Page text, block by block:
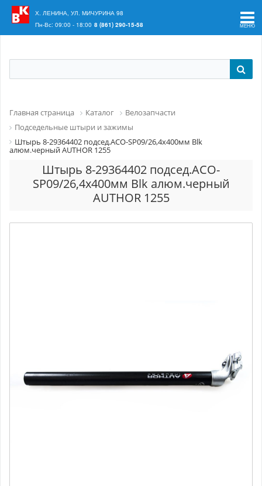
Ваш регион:
Х. ЛЕНИНА, УЛ. МИЧУРИНА 98
Пн-Вс: 09:00 - 18:00 8 (861) 290-15-58
Главная страница Каталог
Велозапчасти
Подседельные штыри и зажимы
Штырь 8-29364402 подсед.ACO-SP09/26,4x400мм Blk
алюм.черный AUTHOR 1255
Штырь 8-29364402 подсед.ACO-
SP09/26,4x400мм Blk алюм.черный
AUTHOR 1255